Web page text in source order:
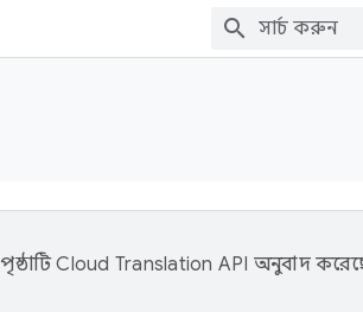
Cloud Translation API অনুবাদ